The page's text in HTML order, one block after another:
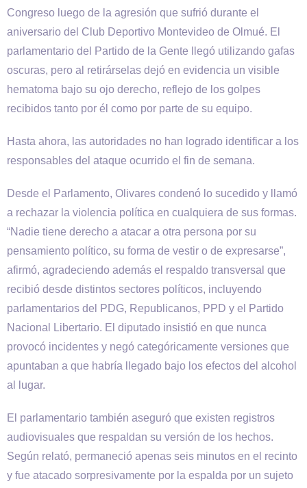
Congreso luego de la agresión que sufrió durante el
aniversario del Club Deportivo Montevideo de Olmué. El
parlamentario del Partido de la Gente llegó utilizando gafas
oscuras, pero al retirárselas dejó en evidencia un visible
hematoma bajo su ojo derecho, reflejo de los golpes
recibidos tanto por él como por parte de su equipo.
Hasta ahora, las autoridades no han logrado identificar a los
responsables del ataque ocurrido el fin de semana.
Desde el Parlamento, Olivares condenó lo sucedido y llamó
a rechazar la violencia política en cualquiera de sus formas.
“Nadie tiene derecho a atacar a otra persona por su
pensamiento político, su forma de vestir o de expresarse”,
afirmó, agradeciendo además el respaldo transversal que
recibió desde distintos sectores políticos, incluyendo
parlamentarios del PDG, Republicanos, PPD y el Partido
Nacional Libertario. El diputado insistió en que nunca
provocó incidentes y negó categóricamente versiones que
apuntaban a que habría llegado bajo los efectos del alcohol
al lugar.
El parlamentario también aseguró que existen registros
audiovisuales que respaldan su versión de los hechos.
Según relató, permaneció apenas seis minutos en el recinto
y fue atacado sorpresivamente por la espalda por un sujeto